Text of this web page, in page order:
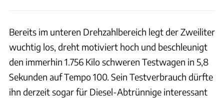
Bereits im unteren Drehzahlbereich legt der Zweiliter
wuchtig los, dreht motiviert hoch und beschleunigt
den immerhin 1.756 Kilo schweren Testwagen in 5,8
Sekunden auf Tempo 100. Sein Testverbrauch dürfte
ihn derzeit sogar für Diesel-Abtrünnige interessant